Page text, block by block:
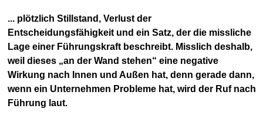
... plötzlich Stillstand, Verlust der
Entscheidungsfähigkeit und ein Satz, der die missliche
Lage einer Führungskraft beschreibt. Misslich deshalb,
weil dieses „an der Wand stehen“ eine negative
Wirkung nach Innen und Außen hat, denn gerade dann,
wenn ein Unternehmen Probleme hat, wird der Ruf nach
Führung laut.